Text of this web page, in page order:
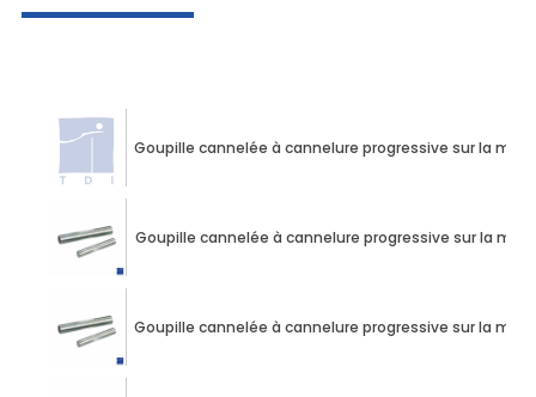
Goupille cannelée à cannelure progressive sur la
Goupille cannelée à cannelure progressive sur la
Goupille cannelée à cannelure progressive sur la